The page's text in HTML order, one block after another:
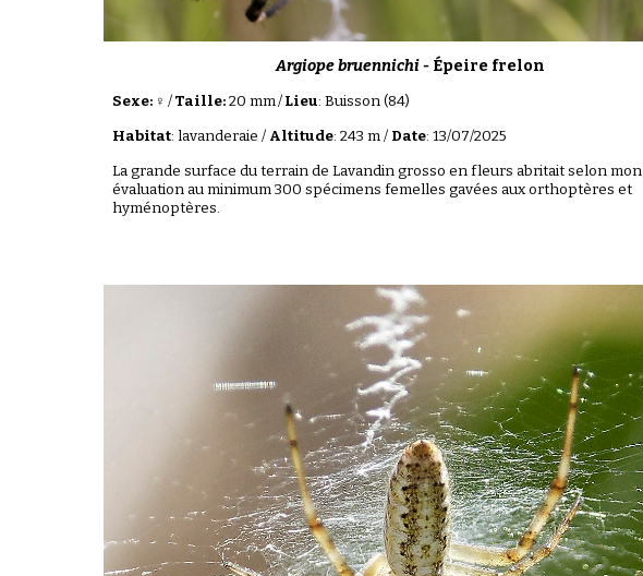
Argiope bruennichi - Épeire frelon
Sexe: ♀ /Taille: 20 mm/Lieu: Buisson(84)
Habitat: lavanderaie / Altitude: 243 m / Date: 13/07/2025
La grande surface du terrain de Lavandin grosso en fleurs abritait selon mon
évaluation au minimum 300 spécimens femelles gavées aux orthoptères et
hyménoptères.